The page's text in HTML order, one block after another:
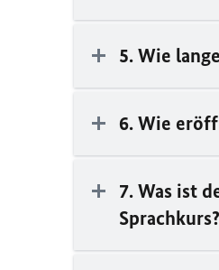
5. Wie
6. Wie
7. Was ist
Sprachkurs?